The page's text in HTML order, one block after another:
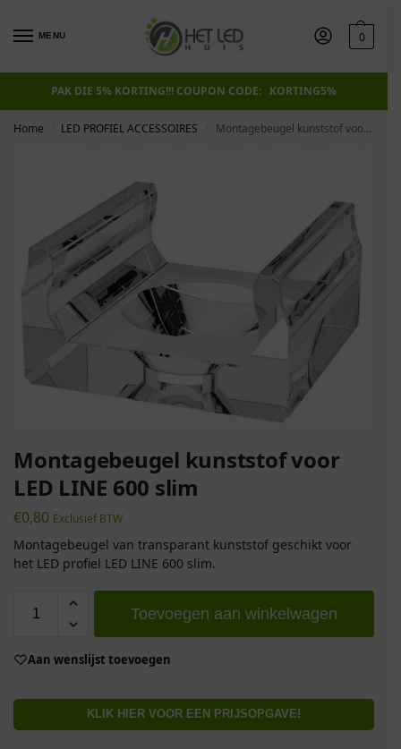
MENU 0
PAK DIE 5% KORTING!!! COUPON CODE: KORTING5%
Home LED PROFIEL ACCESSOIRES Montagebeugel kunststof voor LED LINE 600 slim
Montagebeugel kunststof voor
LED LINE 600 slim
€0,80 Exclusief BTW
Montagebeugel van transparant kunststof geschikt voor
het LED profiel LED LINE 600 slim.
Toevoegen aan winkelwagen
Aan wenslijst toevoegen
KLIK HIER VOOR EEN PRIJSOPGAVE!